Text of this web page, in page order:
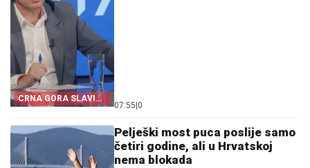
CRNA GORA SLAVI
„OLUJU“
07:55 0
Pelješki most puca poslije samo
četiri godine, ali u Hrvatskoj
nema blokada